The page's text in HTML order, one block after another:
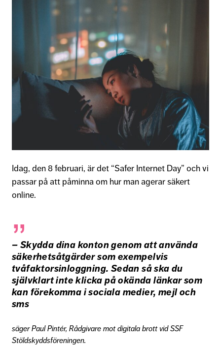
Idag, den 8 februari, är det “Safer Internet Day” och vi
passar på att påminna om hur man agerar säkert
online.
– Skydda dina konton genom att använda
säkerhetsåtgärder som exempelvis
tvåfaktorsinloggning. Sedan så ska du
självklart inte klicka på okända länkar som
kan förekomma i sociala medier, mejl och
sms
säger Paul Pintér, Rådgivare mot digitala brott vid SSF
Stöldskyddsföreningen.